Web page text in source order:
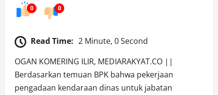
0 0
Read Time: 2 Minute, 0 Second
OGAN KOMERING ILIR, MEDIARAKYAT.CO ||
Berdasarkan temuan BPK bahwa pekerjaan
pengadaan kendaraan dinas untuk jabatan